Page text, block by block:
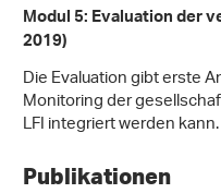
Modul 5: Evaluation der
2019)
Die Evaluation gibt erste
Monitoring der
LFI integriert werden kann.
Publikationen